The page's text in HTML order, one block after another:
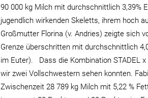
90 000 kg Milch mit durchschnittlich 3,39%
jugendlich wirkenden Skeletts, ihrem hoch
Großmutter Florina (v. Andries) zeigte sich
Grenze überschritten mit durchschnittlich
im Euter). Dass die Kombination STADEL
wir zwei Vollschwestern sehen konnten.
Zwischenzeit 28 789 kg Milch mit 5,22 %